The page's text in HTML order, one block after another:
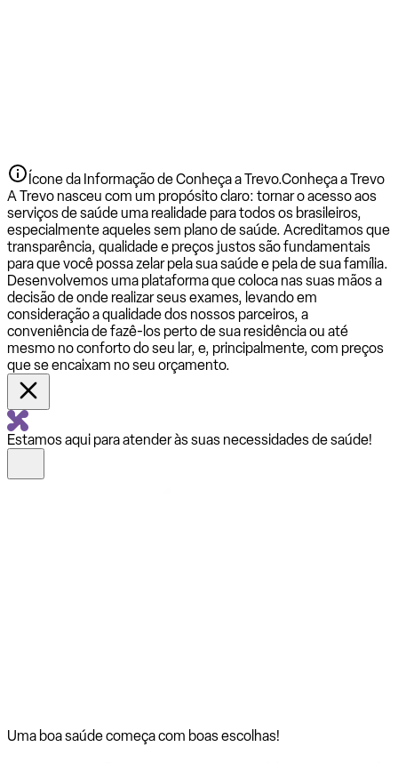
Ícone da Informação de Conheça a Trevo.Conheça a Trevo
A Trevo nasceu com um propósito claro: tornar o acesso aos
serviços de saúde uma realidade para todos os brasileiros,
especialmente aqueles sem plano de saúde. Acreditamos que
transparência, qualidade e preços justos são fundamentais
para que você possa zelar pela sua saúde e pela de sua família.
Desenvolvemos uma plataforma que coloca nas suas mãos a
decisão de onde realizar seus exames, levando em
consideração a qualidade dos nossos parceiros, a
conveniência de fazê-los perto de sua residência ou até
mesmo no conforto do seu lar, e, principalmente, com preços
que se encaixam no seu orçamento.
Estamos aqui para atender às suas necessidades de saúde!
Uma boa saúde começa com boas escolhas!